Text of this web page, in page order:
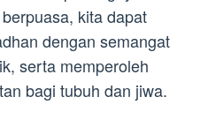
kita dapat
dengan semangat
serta memperoleh
bagi tubuh dan jiwa.